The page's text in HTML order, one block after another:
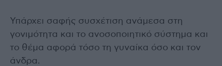
Υπάρχει σαφής συσχέτιση ανάμεσα στη
γονιμότητα και το ανοσοποιητικό σύστημα και
το θέμα αφορά τόσο τη γυναίκα όσο και τον
άνδρα.